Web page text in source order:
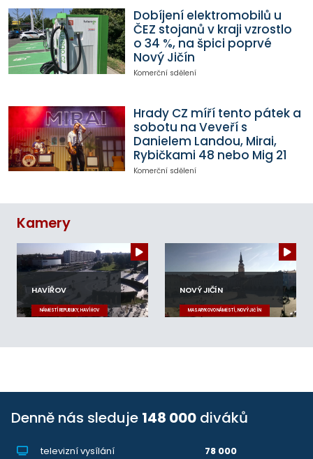
Dobíjení elektromobilů u
ČEZ stojanů v kraji vzrostlo
o 34 %, na špici poprvé
Nový Jičín
Komerční sdělení
Hrady CZ míří tento pátek a
sobotu na Veveří s
Danielem Landou, Mirai,
Rybičkami 48 nebo Mig 21
Komerční sdělení
Kamery
HAVÍŘOV
NÁMĚSTÍ REPUBLIKY, HAVÍŘOV
NOVÝ JIČÍN
MASARYKOVO NÁMĚSTÍ, NOVÝ JIČÍN
Denně nás sleduje 148 000 diváků
televizní vysílání
78 000